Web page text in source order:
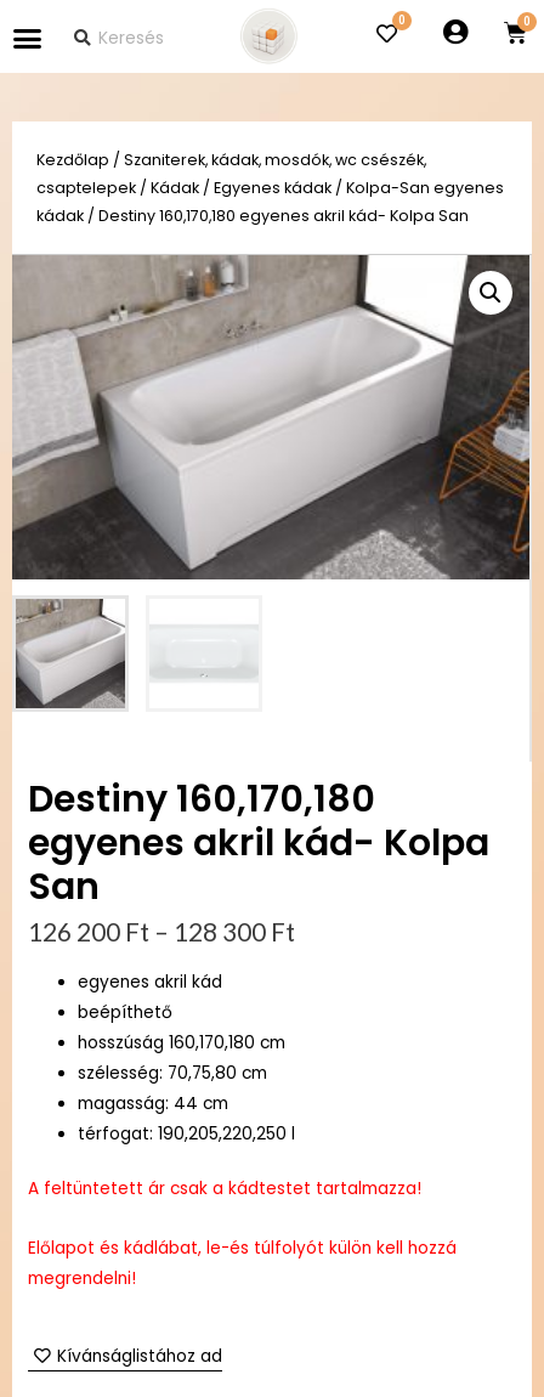
0
Kezdőlap / Szaniterek, kádak, mosdók, wc csészék,
csaptelepek / Kádak / Egyenes kádak / Kolpa-San egyenes
kádak / Destiny 160,170,180 egyenes akril kád- Kolpa San
Destiny 160,170,180
egyenes akril kád- Kolpa
San
126 200 Ft – 128 300 Ft
egyenes akril kád
beépíthető
hosszúság 160,170,180 cm
szélesség: 70,75,80 cm
magasság: 44 cm
térfogat: 190,205,220,250 l
A feltüntetett ár csak a kádtestet tartalmazza!
Előlapot és kádlábat, le-és túlfolyót külön kell hozzá
megrendelni!
Kívánságlistához ad